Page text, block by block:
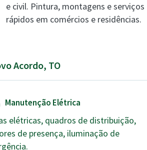
e civil. Pintura, montagens e serviços
rápidos em comércios e residências.
Acordo, TO
Manutenção Elétrica
elétricas, quadros de distribuição,
de presença, iluminação de